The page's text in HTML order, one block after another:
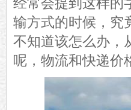
输方式的时候，究
不知道该怎么办，
呢，物流和快递价